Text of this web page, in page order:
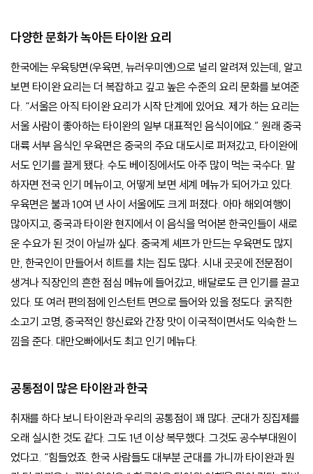
다양한 문화가 녹아든 타이완 요리
한국에는 우육탕면(우육면, 뉴러우미엔)으로 널리 알려져 있는데, 알고
보면 타이완 요리는 더 복잡하고 깊고 높은 수준의 요리 문화를 보여준
다. “서울은 아직 타이완 요리가 시작 단계에 있어요. 제가 하는 요리는
서울 사람이 좋아하는 타이완의 일부 대표적인 음식이에요.” 원래 중국
대륙 서부 음식인 우육면은 중국의 주요 대도시로 퍼져갔고, 타이완에
서도 인기를 끌게 됐다. 수도 베이징에서도 아주 많이 먹는 국수다. 말
하자면 전국 인기 메뉴이고, 어떻게 보면 세계 메뉴가 되어가고 있다.
우육면은 불과 10여 년 사이 서울에도 크게 퍼졌다. 아마 해외여행이
많아지고, 중국과 타이완 현지에서 이 음식을 먹어본 한국인들이 새로
운 수요가 된 것이 아닐까 싶다. 중국계 셰프가 만드는 우육면도 많지
만, 한국인이 만들어서 히트를 치는 집도 많다. 시내 곳곳에 전문점이
생겨나 직장인의 흔한 점심 메뉴에 들어갔고, 배달로도 큰 인기를 끌고
있다. 또 여러 편의점에 인스턴트 면으로 들어와 있을 정도다. 굵직한
소고기 고명, 중국적인 향신료와 간장 맛이 이국적이면서도 익숙한 느
낌을 준다. 대만오빠에서도 최고 인기 메뉴다.
공통점이 많은 타이완과 한국
취재를 하다 보니 타이완과 우리의 공통점이 꽤 많다. 군대가 징집제를
오래 실시한 것도 같다. 그도 1년 이상 복무했다. 그것도 공수부대원이
었다고. “힘들었죠. 한국 사람들도 대부분 군대를 가니까 타이완과 뭔